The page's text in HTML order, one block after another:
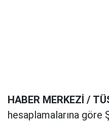
HABER MERKEZİ /
hesaplamalarına göre